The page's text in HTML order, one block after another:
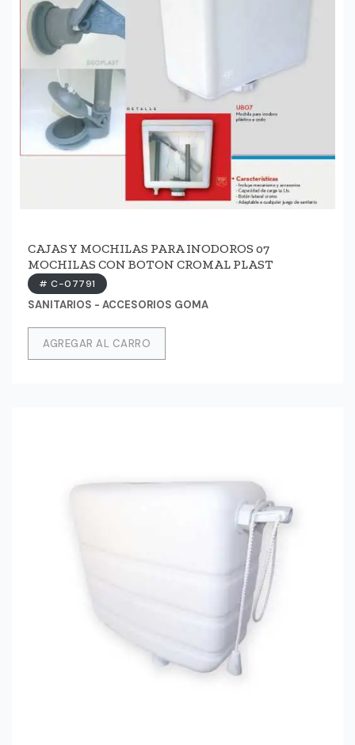
CAJAS Y MOCHILAS PARA INODOROS 07
MOCHILAS CON BOTON CROMAL PLAST
# C-07791
SANITARIOS - ACCESORIOS GOMA
AGREGAR AL CARRO